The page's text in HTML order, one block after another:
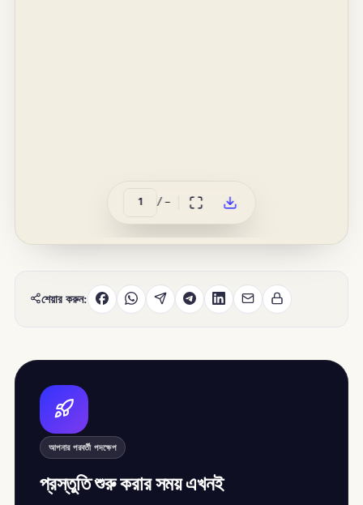
/–
শেয়ার করুন:
আপনার পরবর্তী পদক্ষেপ
প্রস্তুতি শুরু করার সময় এখনই